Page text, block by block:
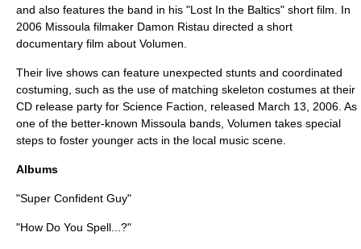
and also features the band in his "Lost In the Baltics" short film. In
2006 Missoula filmaker Damon Ristau directed a short
documentary film about Volumen.
Their live shows can feature unexpected stunts and coordinated
costuming, such as the use of matching skeleton costumes at their
CD release party for Science Faction , released March 13, 2006. As
one of the better-known Missoula bands, Volumen takes special
steps to foster younger acts in the local music scene.
Albums
"Super Confident Guy"
"How Do You Spell...?"